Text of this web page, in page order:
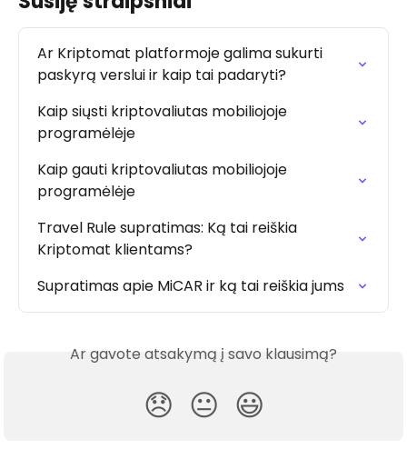
Ar Kriptomat platformoje galima sukurti
paskyrą verslui ir kaip tai padaryti?
Kaip siųsti kriptovaliutas mobiliojoje
programėlėje
Kaip gauti kriptovaliutas mobiliojoje
programėlėje
Travel Rule supratimas: Ką tai reiškia
Kriptomat klientams?
Supratimas apie MiCAR ir ką tai reiškia jums
Ar gavote atsakymą į savo klausimą?
😞 😐 😃